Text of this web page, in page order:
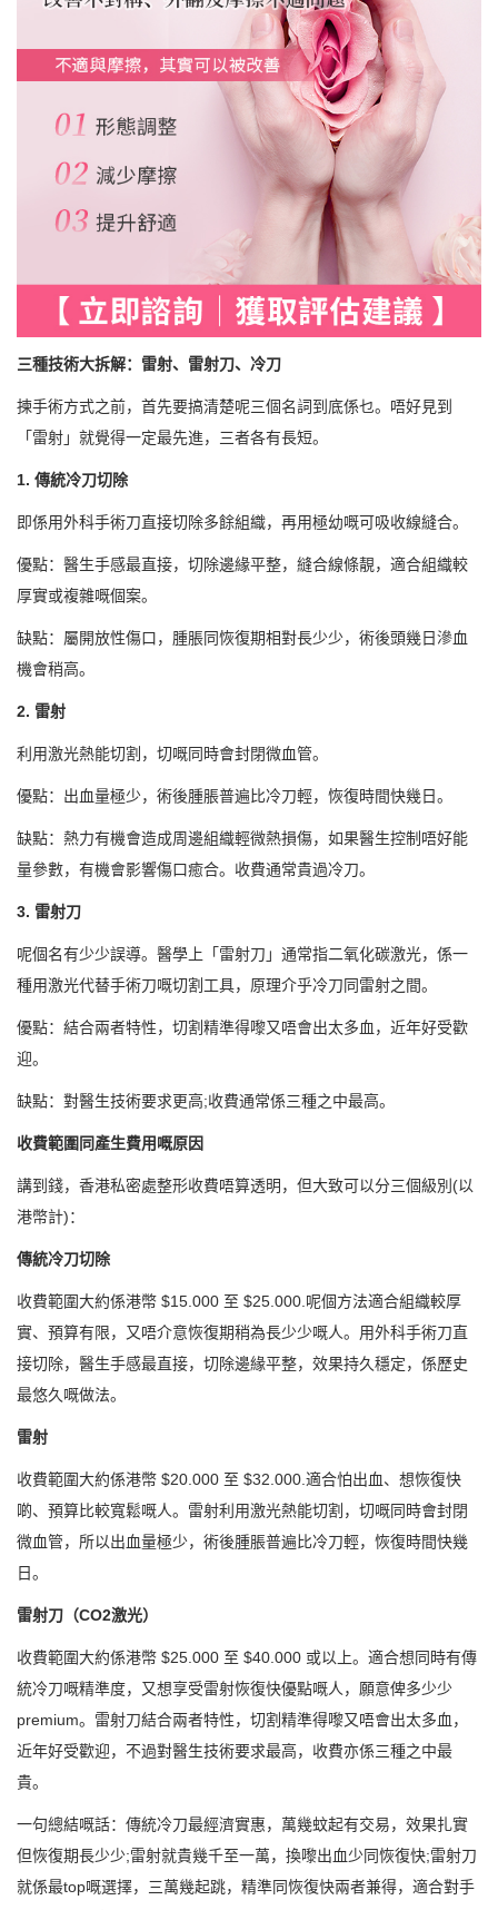
三種技術大拆解：雷射、雷射刀、冷刀
揀手術方式之前，首先要搞清楚呢三個名詞到底係乜。唔好見到
「雷射」就覺得一定最先進，三者各有長短。
1. 傳統冷刀切除
即係用外科手術刀直接切除多餘組織，再用極幼嘅可吸收線縫合。
優點：醫生手感最直接，切除邊緣平整，縫合線條靚，適合組織較
厚實或複雜嘅個案。
缺點：屬開放性傷口，腫脹同恢復期相對長少少，術後頭幾日滲血
機會稍高。
2. 雷射
利用激光熱能切割，切嘅同時會封閉微血管。
優點：出血量極少，術後腫脹普遍比冷刀輕，恢復時間快幾日。
缺點：熱力有機會造成周邊組織輕微熱損傷，如果醫生控制唔好能
量參數，有機會影響傷口癒合。收費通常貴過冷刀。
3. 雷射刀
呢個名有少少誤導。醫學上「雷射刀」通常指二氧化碳激光，係一
種用激光代替手術刀嘅切割工具，原理介乎冷刀同雷射之間。
優點：結合兩者特性，切割精準得嚟又唔會出太多血，近年好受歡
迎。
缺點：對醫生技術要求更高;收費通常係三種之中最高。
收費範圍同產生費用嘅原因
講到錢，香港私密處整形收費唔算透明，但大致可以分三個級別(以
港幣計)：
傳統冷刀切除
收費範圍大約係港幣 $15.000 至 $25.000.呢個方法適合組織較厚
實、預算有限，又唔介意恢復期稍為長少少嘅人。用外科手術刀直
接切除，醫生手感最直接，切除邊緣平整，效果持久穩定，係歷史
最悠久嘅做法。
雷射
收費範圍大約係港幣 $20.000 至 $32.000.適合怕出血、想恢復快
啲、預算比較寬鬆嘅人。雷射利用激光熱能切割，切嘅同時會封閉
微血管，所以出血量極少，術後腫脹普遍比冷刀輕，恢復時間快幾
日。
雷射刀（CO2激光）
收費範圍大約係港幣 $25.000 至 $40.000 或以上。適合想同時有傳
統冷刀嘅精準度，又想享受雷射恢復快優點嘅人，願意俾多少少
premium。雷射刀結合兩者特性，切割精準得嚟又唔會出太多血，
近年好受歡迎，不過對醫生技術要求最高，收費亦係三種之中最
貴。
一句總結嘅話：傳統冷刀最經濟實惠，萬幾蚊起有交易，效果扎實
但恢復期長少少;雷射就貴幾千至一萬，換嚟出血少同恢復快;雷射刀
就係最top嘅選擇，三萬幾起跳，精準同恢復快兩者兼得，適合對手